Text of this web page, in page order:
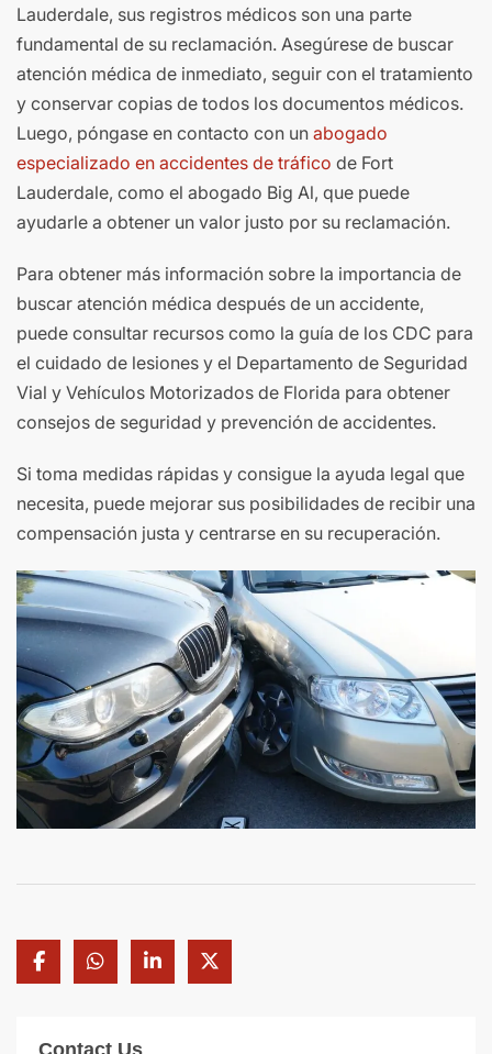
Lauderdale, sus registros médicos son una parte
fundamental de su reclamación. Asegúrese de buscar
atención médica de inmediato, seguir con el tratamiento
y conservar copias de todos los documentos médicos.
Luego, póngase en contacto con un abogado
especializado en accidentes de tráfico de Fort
Lauderdale, como el abogado Big Al, que puede
ayudarle a obtener un valor justo por su reclamación.
Para obtener más información sobre la importancia de
buscar atención médica después de un accidente,
puede consultar recursos como la guía de los CDC para
el cuidado de lesiones y el Departamento de Seguridad
Vial y Vehículos Motorizados de Florida para obtener
consejos de seguridad y prevención de accidentes.
Si toma medidas rápidas y consigue la ayuda legal que
necesita, puede mejorar sus posibilidades de recibir una
compensación justa y centrarse en su recuperación.
Contact Us